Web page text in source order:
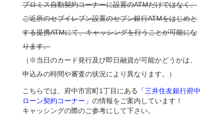
プロミス自動契約コーナーに設置のATMだけではなく、
ご近所のセブイレブン設置のセブン銀行ATMをはじめと
する提携ATMにて、キャッシングを行うことが可能にな
ります。
（※当日のカード発行及び即日融資が可能かどうかは、
申込みの時間や審査の状況により異なります。）
こちらでは、府中市宮町1丁目にある
「三井住友銀行府中
ローン契約コーナー」 の情報をご案内しています！
キャッシングの際のご参考にして下さい。